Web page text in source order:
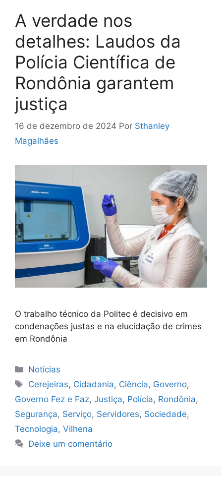
A verdade nos
detalhes: Laudos da
Polícia Científica de
Rondônia garantem
justiça
16 de dezembro de 2024 Por Sthanley
Magalhães
O trabalho técnico da Politec é decisivo em
condenações justas e na elucidação de crimes
em Rondônia
Categorias
Notícias
Tags
Cerejeiras, Cidadania, Ciência, Governo,
Governo Fez e Faz, Justiça, Polícia, Rondônia,
Segurança, Serviço, Servidores, Sociedade,
Tecnologia, Vilhena
Deixe um comentário